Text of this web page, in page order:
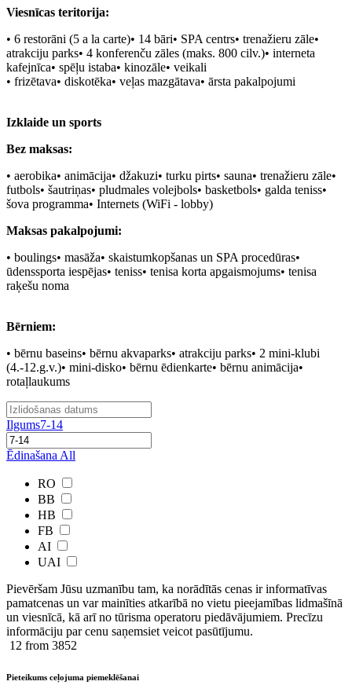
Viesnīcas teritorija:
• 6 restorāni (5 a la carte)• 14 bāri• SPA centrs• trenažieru zāle•
atrakciju parks• 4 konferenču zāles (maks. 800 cilv.)• interneta
kafejnīca• spēļu istaba• kinozāle• veikali
• frizētava• diskotēka• veļas mazgātava• ārsta pakalpojumi
Izklaide un sports
Bez maksas:
• aerobika• animācija• džakuzi• turku pirts• sauna• trenažieru zāle•
futbols• šautriņas• pludmales volejbols• basketbols• galda teniss•
šova programma• Internets (WiFi - lobby)
Maksas pakalpojumi:
• boulings• masāža• skaistumkopšanas un SPA procedūras•
ūdenssporta iespējas• teniss• tenisa korta apgaismojums• tenisa
raķešu noma
Bērniem:
• bērnu baseins• bērnu akvaparks• atrakciju parks• 2 mini-klubi
(4.-12.g.v.)• mini-disko• bērnu ēdienkarte• bērnu animācija•
rotaļlaukums
Ilgums7-14
Ēdinašana All
RO
BB
HB
FB
AI
UAI
Pievēršam Jūsu uzmanību tam, ka norādītās cenas ir ​informatīvas ​
pamatcenas un var mainīties atkarībā ​no ​vietu pieejamības lidmašīnā
un viesnīcā, kā arī no tūrisma operatoru piedāvājumiem. Precīzu
informāciju par cenu saņemsiet veicot pasūtījumu.
12 from 3852
Pieteikums ceļojuma piemeklēšanai